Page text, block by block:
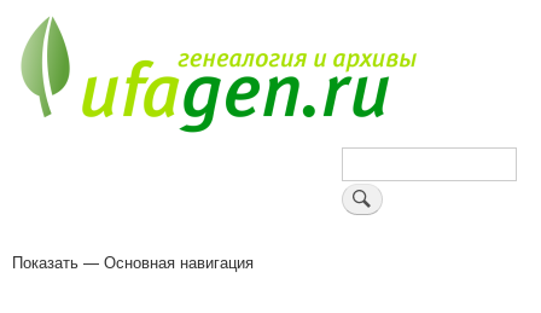
основному
содержанию
Поиск
Основная
Показать — Основная навигация